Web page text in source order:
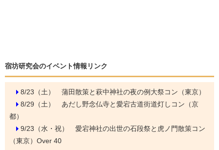
宿坊研究会のイベント情報リンク
8/23（土） 蒲田散策と萩中神社の夜の例大祭コン（東京）
8/29（土） あだし野念仏寺と愛宕古道街道灯しコン（京
都）
9/23（水・祝） 愛宕神社の出世の石段祭と虎ノ門散策コン
（東京）Over 40